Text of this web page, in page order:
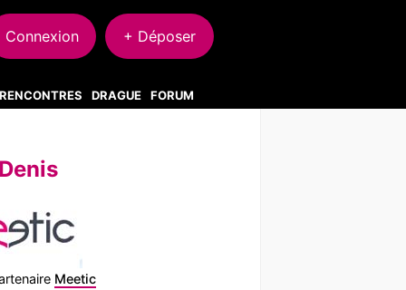
Connexion + Déposer
DRAGUE FORUM
Meetic